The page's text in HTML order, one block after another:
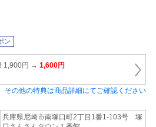
ン
1,900円 → 1,600円
その他の特典は商品詳細にてご確認ください
兵庫県尼崎市南塚口町2丁目1番1‐103号 塚